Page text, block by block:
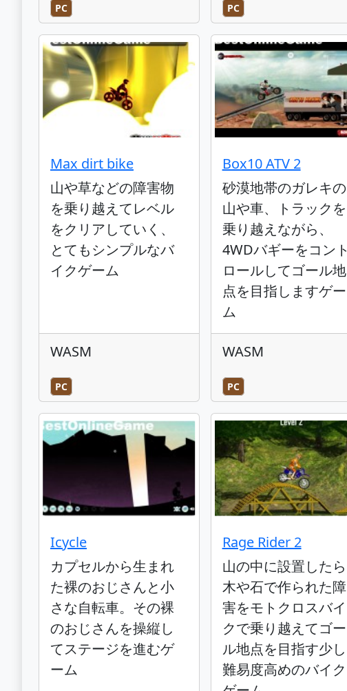
PC PC
Max dirt bike
山や草などの障害物
を乗り越えてレベル
をクリアしていく、
とてもシンプルなバ
イクゲーム
WASM
PC
Box10 ATV 2
砂漠地帯のガレキの
山や車、トラックを
乗り越えながら、
4WDバギーをコント
ロールしてゴール地
点を目指しますゲー
ム
WASM
PC
Icycle
カプセルから生まれ
た裸のおじさんと小
さな自転車。その裸
のおじさんを操縦し
てステージを進むゲ
ーム
Rage Rider 2
山の中に設置したら
木や石で作られた障
害をモトクロスバイ
クで乗り越えてゴー
ル地点を目指す少し
難易度高めのバイク